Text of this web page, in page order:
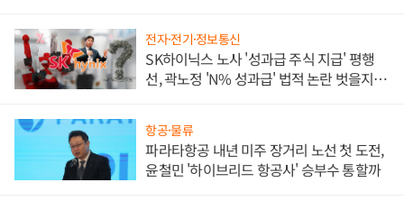
전자·전기·정보통신
SK하이닉스 노사 '성과급 주식 지급' 평행
선, 곽노정 'N% 성과급' 법적 논란 벗을지 주
항공·물류
파라타항공 내년 미주 장거리 노선 첫 도전,
윤철민 '하이브리드 항공사' 승부수 통할까